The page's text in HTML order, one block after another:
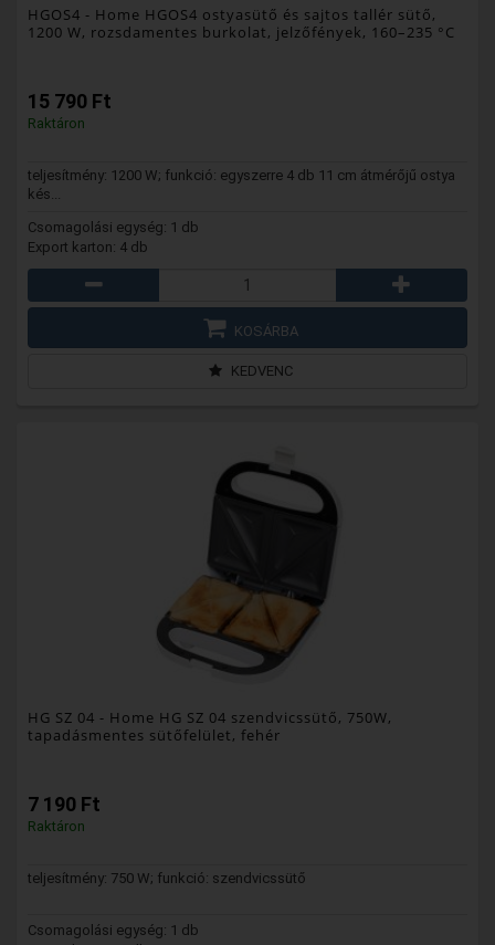
HGOS4 - Home HGOS4 ostyasütő és sajtos tallér sütő,
1200 W, rozsdamentes burkolat, jelzőfények, 160–235 °C
15 790 Ft
Raktáron
teljesítmény: 1200 W; funkció: egyszerre 4 db 11 cm átmérőjű ostya
kés...
Csomagolási egység: 1 db
Export karton: 4 db
KOSÁRBA
KEDVENC
HG SZ 04 - Home HG SZ 04 szendvicssütő, 750W,
tapadásmentes sütőfelület, fehér
7 190 Ft
Raktáron
teljesítmény: 750 W; funkció: szendvicssütő
Csomagolási egység: 1 db